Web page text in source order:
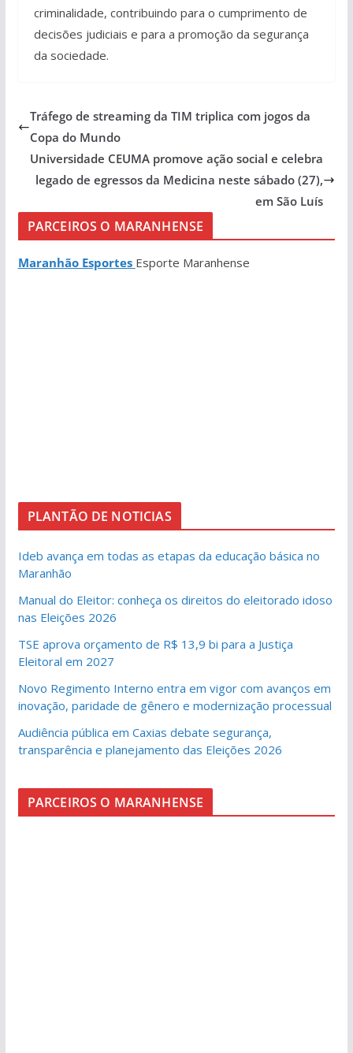
criminalidade, contribuindo para o cumprimento de
decisões judiciais e para a promoção da segurança
da sociedade.
Tráfego de streaming da TIM triplica com jogos da
Copa do Mundo
Universidade CEUMA promove ação social e celebra
legado de egressos da Medicina neste sábado (27),
em São Luís
PARCEIROS O MARANHENSE
Maranhão Esportes Esporte Maranhense
PLANTÃO DE NOTICIAS
Ideb avança em todas as etapas da educação básica no
Maranhão
Manual do Eleitor: conheça os direitos do eleitorado idoso
nas Eleições 2026
TSE aprova orçamento de R$ 13,9 bi para a Justiça
Eleitoral em 2027
Novo Regimento Interno entra em vigor com avanços em
inovação, paridade de gênero e modernização processual
Audiência pública em Caxias debate segurança,
transparência e planejamento das Eleições 2026
PARCEIROS O MARANHENSE